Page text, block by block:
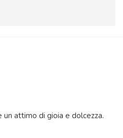
attimo di gioia e dolcezza.